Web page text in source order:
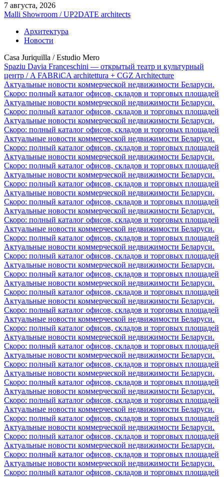
7 августа, 2026
Malli Showroom / UP2DATE architects
Архитектура
Новости
Casa Juriquilla / Estudio Mero
Spaziu Davia Franceschini — открытый театр и культурный
центр / A FABRiCA architettura + CGZ Architecture
Актуальные новости коммерческой недвижимости Беларуси.
Скоро: полный каталог офисов, складов и торговых площадей
Актуальные новости коммерческой недвижимости Беларуси.
Скоро: полный каталог офисов, складов и торговых площадей
Актуальные новости коммерческой недвижимости Беларуси.
Скоро: полный каталог офисов, складов и торговых площадей
Актуальные новости коммерческой недвижимости Беларуси.
Скоро: полный каталог офисов, складов и торговых площадей
Актуальные новости коммерческой недвижимости Беларуси.
Скоро: полный каталог офисов, складов и торговых площадей
Актуальные новости коммерческой недвижимости Беларуси.
Скоро: полный каталог офисов, складов и торговых площадей
Актуальные новости коммерческой недвижимости Беларуси.
Скоро: полный каталог офисов, складов и торговых площадей
Актуальные новости коммерческой недвижимости Беларуси.
Скоро: полный каталог офисов, складов и торговых площадей
Актуальные новости коммерческой недвижимости Беларуси.
Скоро: полный каталог офисов, складов и торговых площадей
Актуальные новости коммерческой недвижимости Беларуси.
Скоро: полный каталог офисов, складов и торговых площадей
Актуальные новости коммерческой недвижимости Беларуси.
Скоро: полный каталог офисов, складов и торговых площадей
Актуальные новости коммерческой недвижимости Беларуси.
Скоро: полный каталог офисов, складов и торговых площадей
Актуальные новости коммерческой недвижимости Беларуси.
Скоро: полный каталог офисов, складов и торговых площадей
Актуальные новости коммерческой недвижимости Беларуси.
Скоро: полный каталог офисов, складов и торговых площадей
Актуальные новости коммерческой недвижимости Беларуси.
Скоро: полный каталог офисов, складов и торговых площадей
Актуальные новости коммерческой недвижимости Беларуси.
Скоро: полный каталог офисов, складов и торговых площадей
Актуальные новости коммерческой недвижимости Беларуси.
Скоро: полный каталог офисов, складов и торговых площадей
Актуальные новости коммерческой недвижимости Беларуси.
Скоро: полный каталог офисов, складов и торговых площадей
Актуальные новости коммерческой недвижимости Беларуси.
Скоро: полный каталог офисов, складов и торговых площадей
Актуальные новости коммерческой недвижимости Беларуси.
Скоро: полный каталог офисов, складов и торговых площадей
Актуальные новости коммерческой недвижимости Беларуси.
Скоро: полный каталог офисов, складов и торговых площадей
Актуальные новости коммерческой недвижимости Беларуси.
Скоро: полный каталог офисов, складов и торговых площадей